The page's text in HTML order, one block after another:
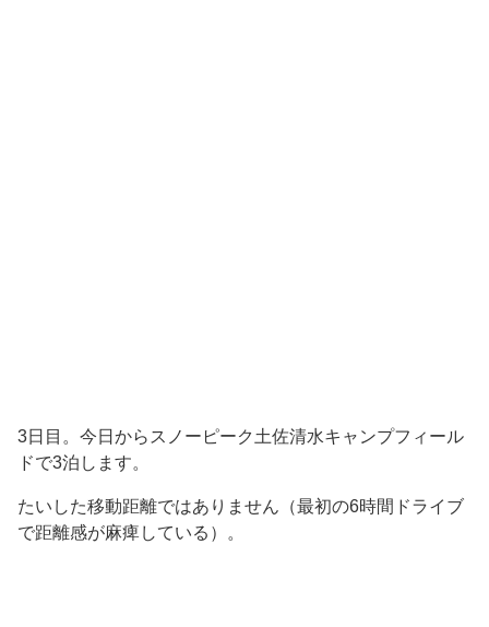
3日目。今日からスノーピーク土佐清水キャンプフィール
ドで3泊します。
たいした移動距離ではありません（最初の6時間ドライブ
で距離感が麻痺している）。